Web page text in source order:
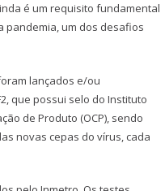
é um requisito fundamental
pandemia, um dos desafios
lançados e/ou
que possui selo do Instituto
de Produto (OCP), sendo
novas cepas do vírus, cada